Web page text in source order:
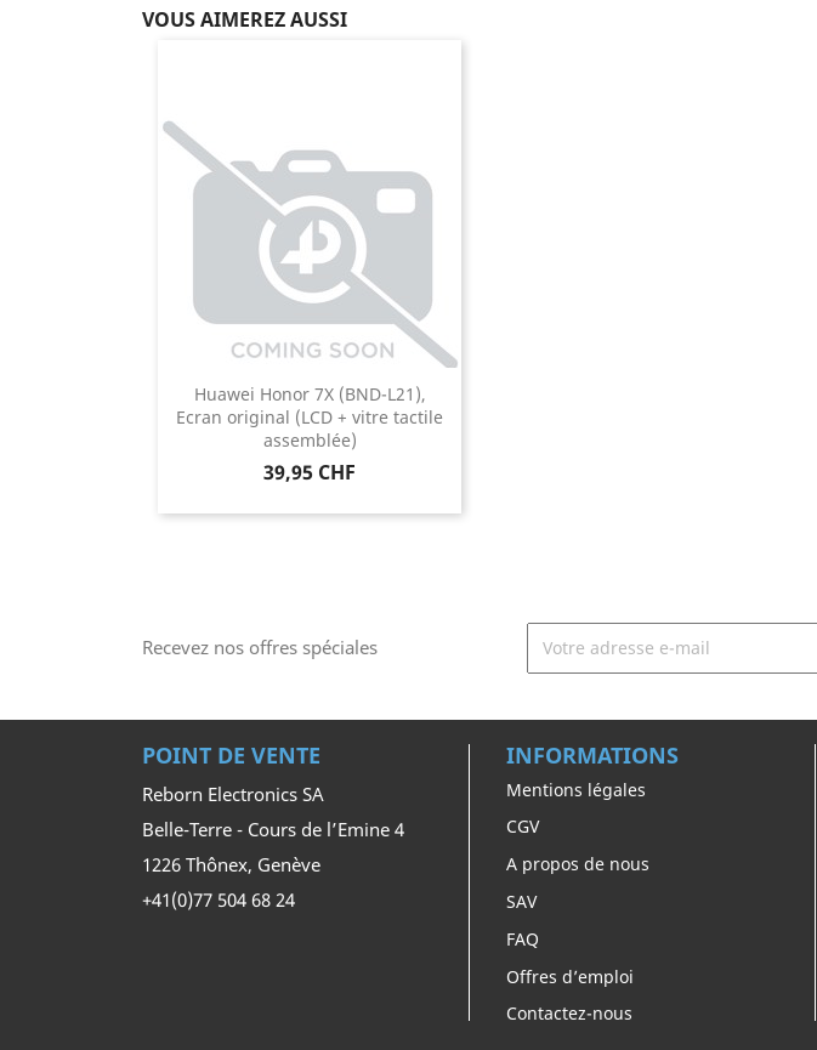
VOUS AIMEREZ AUSSI
Huawei Honor 7X (BND-L21),
Ecran original (LCD + vitre tactile
assemblée)
Prix
39,95 CHF
Recevez nos offres spéciales
POINT DE VENTE
Reborn Electronics SA
Belle-Terre - Cours de l’Emine 4
1226 Thônex, Genève
+41(0)77 504 68 24
INFORMATIONS
Mentions légales
CGV
A propos de nous
SAV
FAQ
Offres d’emploi
Contactez-nous